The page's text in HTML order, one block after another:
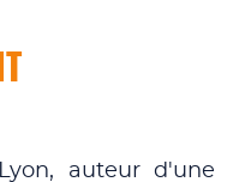
auteur d'une